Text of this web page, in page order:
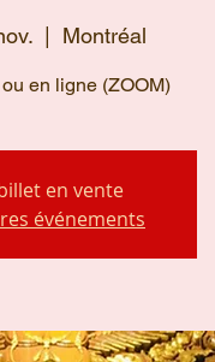
  |
Montréal
en ligne (ZOOM)
en vente
événements